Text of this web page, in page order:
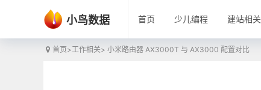
小鸟数据 首页 少儿编程 建站相关
首页>工作相关> 小米路由器 AX3000T 与 AX3000 配置对比